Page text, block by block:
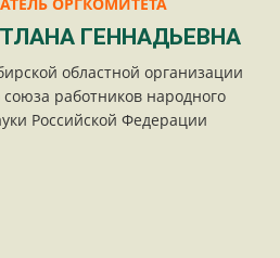
ОРГКОМИТЕТА
ГЕННАДЬЕВНА
областной организации
работников народного
Российской Федерации